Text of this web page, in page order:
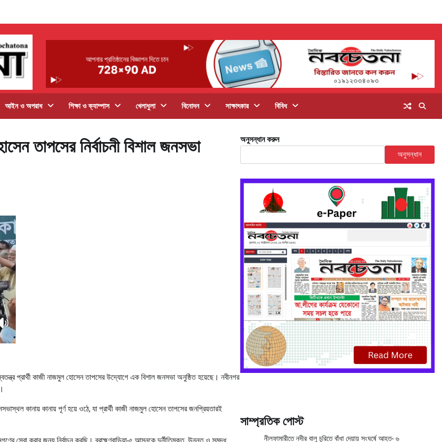
আইন ও অপরাধ শিক্ষা ও ক্যাম্পাস খেলাধুলা বিনোদন সাক্ষাৎকার বিবিধ
তাপসের নির্বাচনী বিশাল জনসভা
প্রার্থী কাজী নাজমুল হোসেন তাপসের উদ্যোগে এক বিশাল জনসভা অনুষ্ঠিত হয়েছে। নবীনগর
কানায় কানায় পূর্ণ হয়ে ওঠে, যা প্রার্থী কাজী নাজমুল হোসেন তাপসের জনপ্রিয়তারই
সেবা করার জন্য নির্বাচন করছি। ব্রাহ্মণবাড়িয়া-৫ আসনকে দুর্নীতিমুক্ত, উন্নত ও সমৃদ্ধ
অনুসন্ধান করুন
অনুসন্ধান
সাম্প্রতিক পোস্ট
নীলফামারীতে নদীর বালু চুরিতে বাঁধা দেয়ায় সংঘর্ষে আহত- ৬